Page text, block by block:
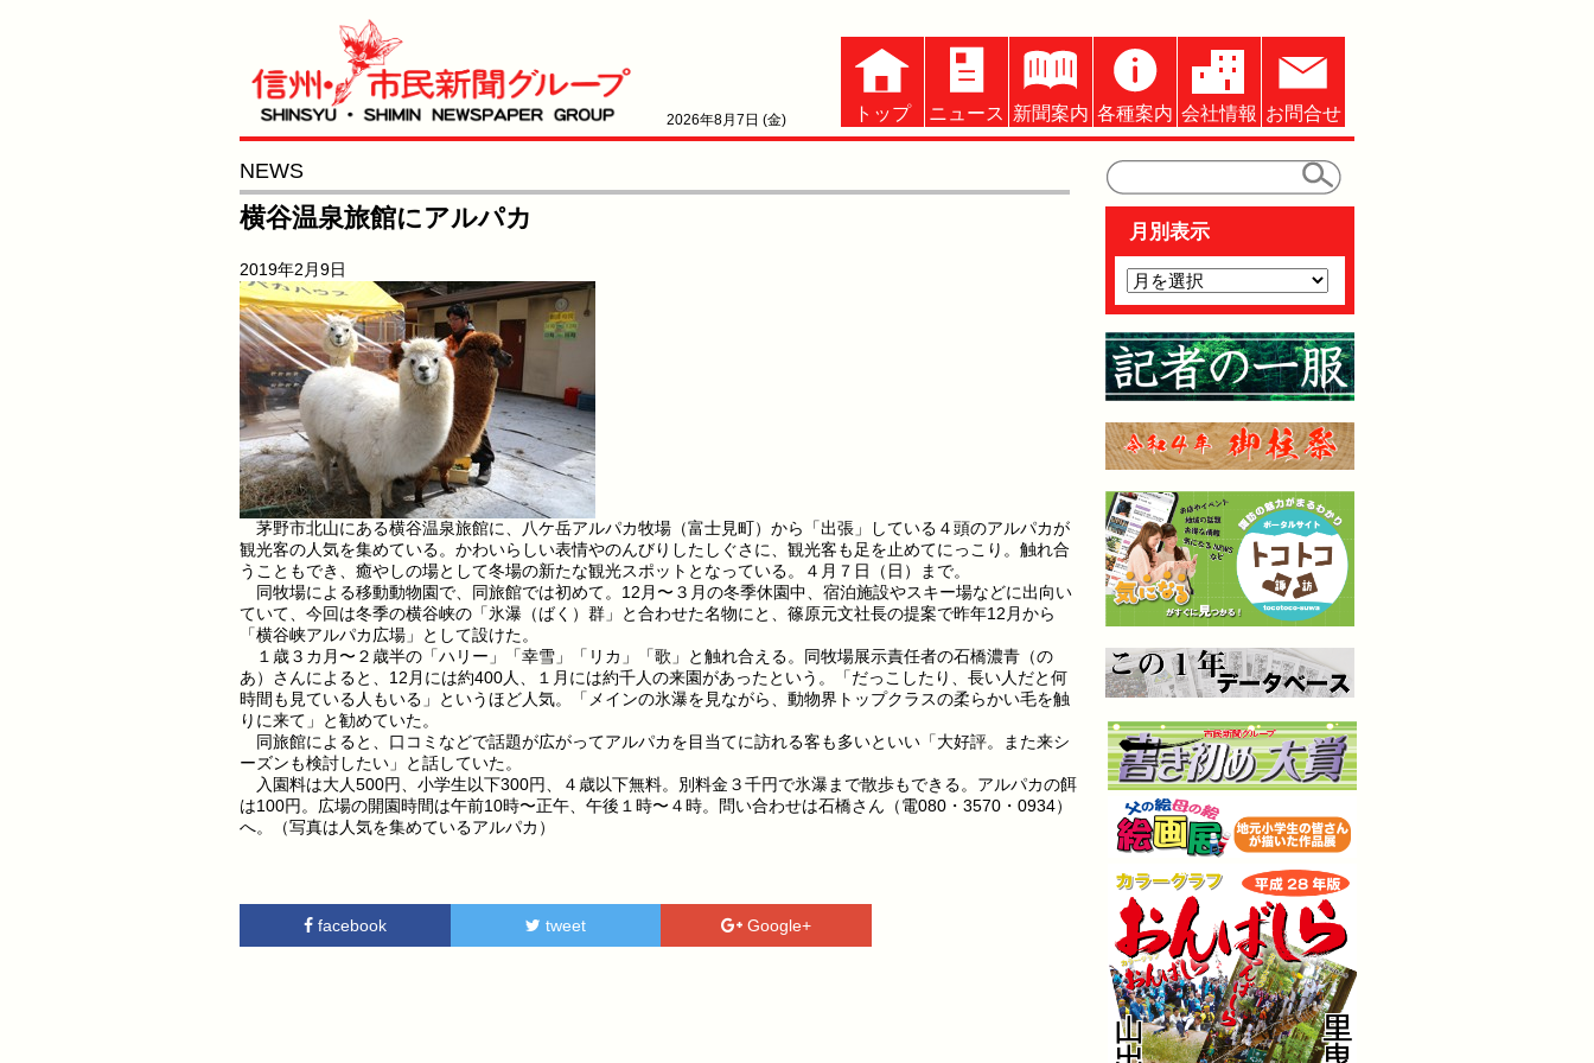
2026年8月7日 (金) トップ ニュース 新聞案内 各種案内 会社情報 お問合せ
NEWS
横谷温泉旅館にアルパカ
2019年2月9日
茅野市北山にある横谷温泉旅館に、八ケ岳アルパカ牧場（富士見町）から「出張」している４頭のアルパカが
観光客の人気を集めている。かわいらしい表情やのんびりしたしぐさに、観光客も足を止めてにっこり。触れ合
うこともでき、癒やしの場として冬場の新たな観光スポットとなっている。４月７日（日）まで。
同牧場による移動動物園で、同旅館では初めて。12月〜３月の冬季休園中、宿泊施設やスキー場などに出向い
ていて、今回は冬季の横谷峡の「氷瀑（ばく）群」と合わせた名物にと、篠原元文社長の提案で昨年12月から
「横谷峡アルパカ広場」として設けた。
１歳３カ月〜２歳半の「ハリー」「幸雪」「リカ」「歌」と触れ合える。同牧場展示責任者の石橋濃青（の
あ）さんによると、12月には約400人、１月には約千人の来園があったという。「だっこしたり、長い人だと何
時間も見ている人もいる」というほど人気。「メインの氷瀑を見ながら、動物界トップクラスの柔らかい毛を触
りに来て」と勧めていた。
同旅館によると、口コミなどで話題が広がってアルパカを目当てに訪れる客も多いといい「大好評。また来シ
ーズンも検討したい」と話していた。
入園料は大人500円、小学生以下300円、４歳以下無料。別料金３千円で氷瀑まで散歩もできる。アルパカの餌
は100円。広場の開園時間は午前10時〜正午、午後１時〜４時。問い合わせは石橋さん（電080・3570・0934）
へ。（写真は人気を集めているアルパカ）
facebook tweet Google+
月別表示